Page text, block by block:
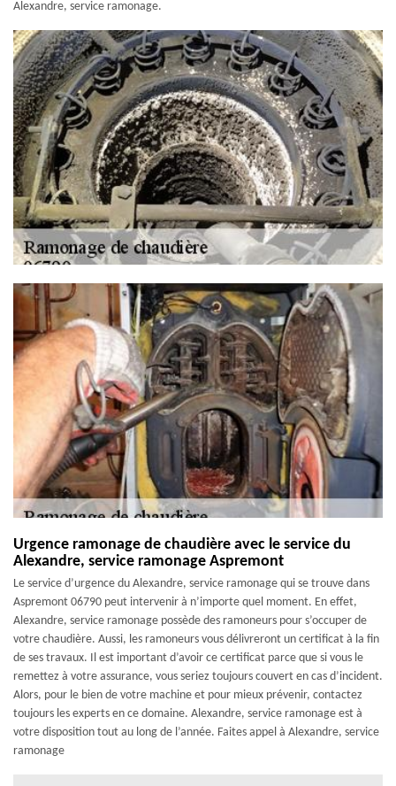
Alexandre, service ramonage.
Urgence ramonage de chaudière avec le service du
Alexandre, service ramonage Aspremont
Le service d’urgence du Alexandre, service ramonage qui se trouve dans
Aspremont 06790 peut intervenir à n’importe quel moment. En effet,
Alexandre, service ramonage possède des ramoneurs pour s’occuper de
votre chaudière. Aussi, les ramoneurs vous délivreront un certificat à la fin
de ses travaux. Il est important d’avoir ce certificat parce que si vous le
remettez à votre assurance, vous seriez toujours couvert en cas d’incident.
Alors, pour le bien de votre machine et pour mieux prévenir, contactez
toujours les experts en ce domaine. Alexandre, service ramonage est à
votre disposition tout au long de l’année. Faites appel à Alexandre, service
ramonage